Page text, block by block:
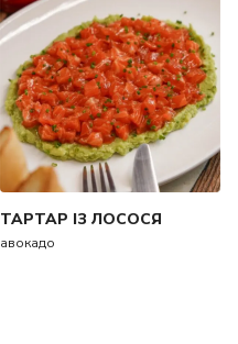
ТАРТАР ІЗ ЛОСОСЯ
авокадо